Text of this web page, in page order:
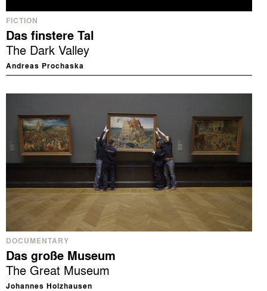
FICTION
Das finstere Tal
The Dark Valley
Andreas Prochaska
DOCUMENTARY
Das große Museum
The Great Museum
Johannes Holzhausen